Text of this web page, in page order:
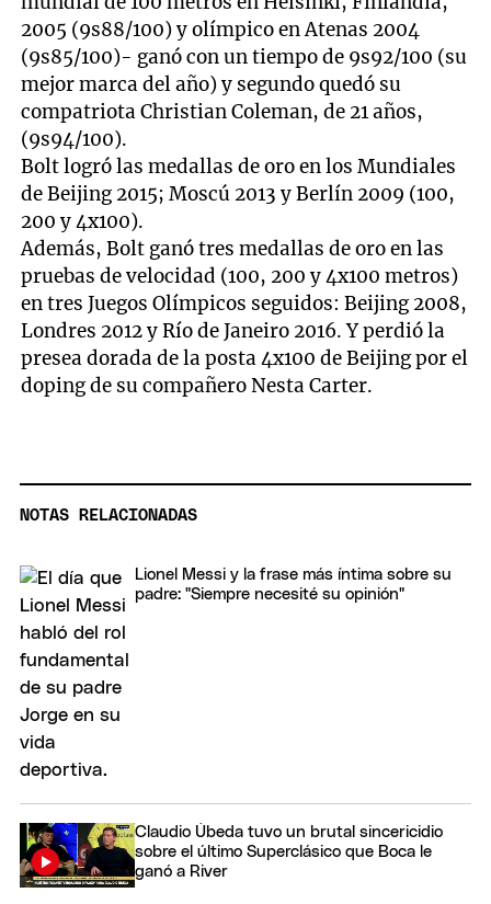
2005 (9s88/100) y olímpico en Atenas 2004
(9s85/100)- ganó con un tiempo de 9s92/100 (su
mejor marca del año) y segundo quedó su
compatriota Christian Coleman, de 21 años,
(9s94/100).
Bolt logró las medallas de oro en los Mundiales
de Beijing 2015; Moscú 2013 y Berlín 2009 (100,
200 y 4x100).
Además, Bolt ganó tres medallas de oro en las
pruebas de velocidad (100, 200 y 4x100 metros)
en tres Juegos Olímpicos seguidos: Beijing 2008,
Londres 2012 y Río de Janeiro 2016. Y perdió la
presea dorada de la posta 4x100 de Beijing por el
doping de su compañero Nesta Carter.
NOTAS RELACIONADAS
Lionel Messi y la frase más íntima sobre su
padre: "Siempre necesité su opinión"
Claudio Úbeda tuvo un brutal sincericidio
sobre el último Superclásico que Boca le
ganó a River